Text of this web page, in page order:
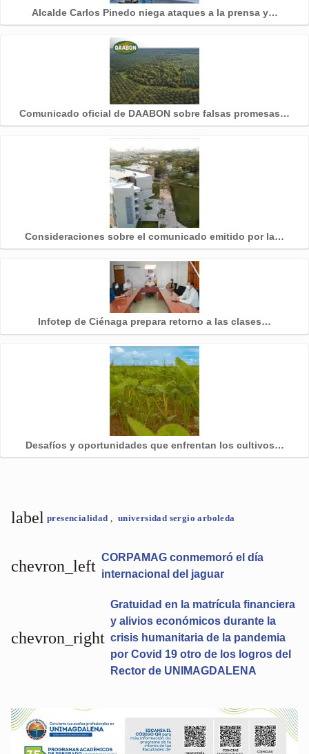
Alcalde Carlos Pinedo niega ataques a la prensa y…
Comunicado oficial de DAABON sobre falsas promesas…
Consideraciones sobre el comunicado emitido por la…
Infotep de Ciénaga prepara retorno a las clases…
Desafíos y oportunidades que enfrentan los cultivos…
label presencialidad universidad sergio arboleda
chevron_left CORPAMAG conmemoró el día
internacional del jaguar
Gratuidad en la matrícula financiera
y alivios económicos durante la
crisis humanitaria de la pandemia
por Covid 19 otro de los logros del
Rector de UNIMAGDALENA
chevron_right